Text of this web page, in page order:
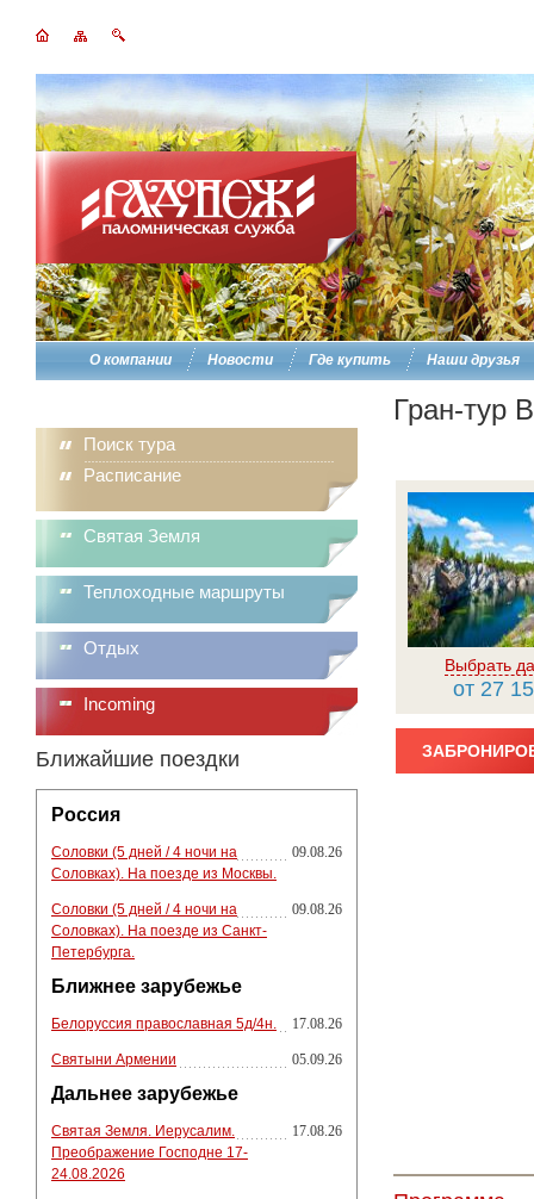
О компании Новости Где купить Наши друзья
Поиск тура
Расписание
Святая Земля
Теплоходные маршруты
Отдых
Incoming
Ближайшие поездки
Россия
Соловки (5 дней / 4 ночи на
Соловках). На поезде из Москвы.
09.08.26
Соловки (5 дней / 4 ночи на
Соловках). На поезде из Санкт-
Петербурга.
09.08.26
Ближнее зарубежье
Белоруссия православная 5д/4н. 17.08.26
Святыни Армении 05.09.26
Дальнее зарубежье
Святая Земля. Иерусалим.
Преображение Господне 17-
24.08.2026
17.08.26
Гран-тур
Выбрать
от 27